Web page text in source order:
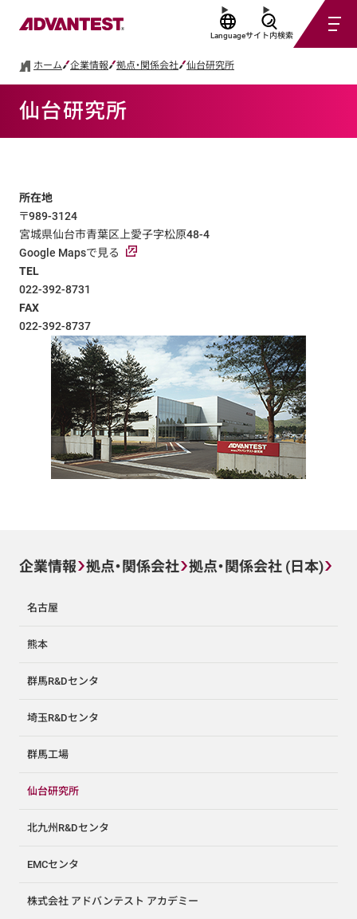
Languageサイト内検索
ホーム 企業情報 拠点・関係会社 仙台研究所
仙台研究所
所在地
〒989-3124
宮城県仙台市青葉区上愛子字松原48-4
Google Mapsで見る
TEL
022-392-8731
FAX
022-392-8737
企業情報 拠点・関係会社 拠点・関係会社 (日本)
名古屋
熊本
群馬R&Dセンタ
埼玉R&Dセンタ
群馬工場
仙台研究所
北九州R&Dセンタ
EMCセンタ
株式会社 アドバンテスト アカデミー